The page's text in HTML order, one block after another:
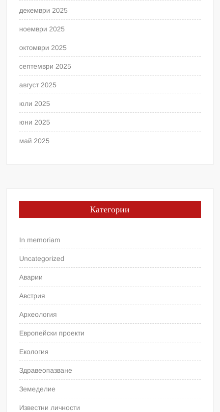
декември 2025
ноември 2025
октомври 2025
септември 2025
август 2025
юли 2025
юни 2025
май 2025
Категории
In memoriam
Uncategorized
Аварии
Австрия
Археология
Европейски проекти
Екология
Здравеопазване
Земеделие
Известни личности